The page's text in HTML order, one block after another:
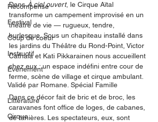
Récompense
Festival
Coup de coeur
Instructif
Événement
Validé par Romane. Spécial Famille
Littérature
Cirque
Dans À ciel ouvert, le Cirque Aïtal
transforme un campement improvisé en un
théâtre de vie — rugueux, tendre,
burlesque. Sous un chapiteau installé dans
les jardins du Théâtre du Rond-Point, Victor
Cathala et Kati Pikkarainen nous accueillent
chez eux : un espace indéfini entre cour de
ferme, scène de village et cirque ambulant.
Dans ce décor fait de bric et de broc, les
caravanes font office de loges, de cabanes,
de tanières. Les spectateurs, eux, sont